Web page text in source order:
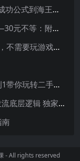
亚马逊卖家利润飙升课：从品类成功公式到海王打法，让每个SKU都成爆款一路飙升(更新26年3月
帮别人安装“纸飞机“，一单赚10—30元不等：附：免费节点
25年最新游戏搬砖，全自动挂机，不需要玩游戏，单手机操作日入300+
二手车电商化直播落地课，从0到1带你玩转二手车直播
tiktok投流实操课：掌握tiktok投流底层逻辑 独家TK投流玩法
南
- All rights reserved